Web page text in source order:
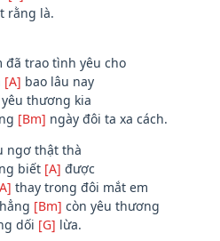
rằng là.
đã trao tình yêu cho
[A] bao lâu nay
thương kia
[Bm] ngày đôi ta xa cách.
ngơ thật thà
biết [A] được
thay trong đôi mắt em
[Bm] còn yêu thương
dối [G] lừa.